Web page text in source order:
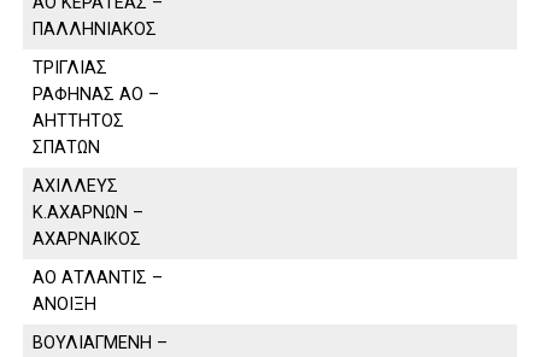
ΠΑΛΛΗΝΙΑΚΟΣ
ΤΡΙΓΛΙΑΣ
ΡΑΦΗΝΑΣ ΑΟ –
ΑΗΤΤΗΤΟΣ
ΣΠΑΤΩΝ
ΑΧΙΛΛΕΥΣ
Κ.ΑΧΑΡΝΩΝ –
ΑΧΑΡΝΑΙΚΟΣ
ΑΟ ΑΤΛΑΝΤΙΣ –
ΑΝΟΙΞΗ
ΒΟΥΛΙΑΓΜΕΝΗ –